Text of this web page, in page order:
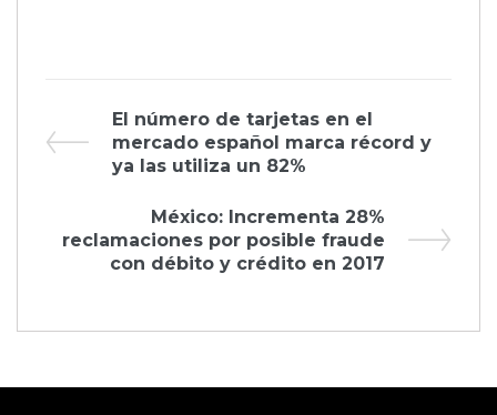
Navegación
entradas
Previous
Post
El número de tarjetas en el
mercado español marca récord y
ya las utiliza un 82%
Next
Post
México: Incrementa 28%
reclamaciones por posible fraude
con débito y crédito en 2017